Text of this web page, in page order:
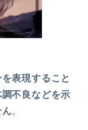
表現すること
不良などを示
ん。